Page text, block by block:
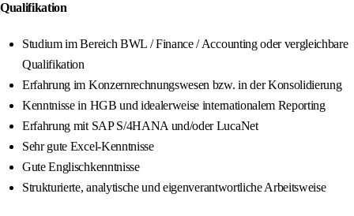
Qualifikation
Studium im Bereich BWL / Finance / Accounting oder vergleichbare
Qualifikation
Erfahrung im Konzernrechnungswesen bzw. in der Konsolidierung
Kenntnisse in HGB und idealerweise internationalem Reporting
Erfahrung mit SAP S/4HANA und/oder LucaNet
Sehr gute Excel‑Kenntnisse
Gute Englischkenntnisse
Strukturierte, analytische und eigenverantwortliche Arbeitsweise